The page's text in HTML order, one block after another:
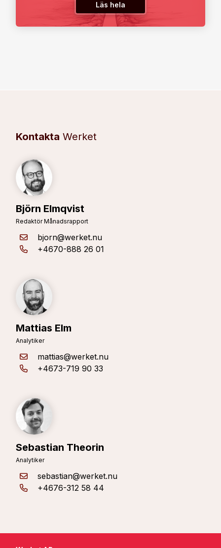
Läs hela
Kontakta Werket
Björn Elmqvist
Redaktör Månadsrapport
bjorn@werket.nu
+4670-888 26 01
Mattias Elm
Analytiker
mattias@werket.nu
+4673-719 90 33
Sebastian Theorin
Analytiker
sebastian@werket.nu
+4676-312 58 44